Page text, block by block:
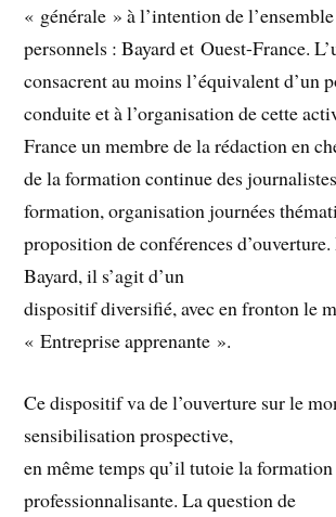
« générale » à l’intention de
personnels : Bayard et Ouest-France.
consacrent au moins l’équivalent d’un
conduite et à l’organisation de cette
France un membre de la rédaction en
de la formation continue des
formation, organisation journées
proposition de conférences d’ouverture.
Bayard, il s’agit d’un
dispositif diversifié, avec en fronton le
« Entreprise apprenante ».
Ce dispositif va de l’ouverture sur le
sensibilisation prospective,
en même temps qu’il tutoie la formation
professionnalisante. La question de